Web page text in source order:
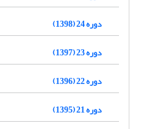
دوره 24 (1398)
دوره 23 (1397)
دوره 22 (1396)
دوره 21 (1395)